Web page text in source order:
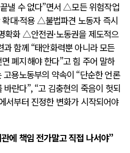
낼 수 없다”면서 △모든 위험작업
대·적용 △불법파견 노동자 즉시
화 △안전권·노동권을 제도적으
함께 “태안화력뿐 아니라 모든
폐지해야 한다”고 힘 주어 말하
고용노동부의 약속이 “단순한 언론
란다”, “고 김충현의 죽음이 헛되
서부터 진정한 변화가 시작되어야
에 책임 전가말고 직접 나서야”